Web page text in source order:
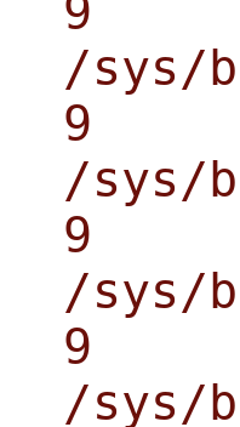
9
/sys/
9
/sys/
9
/sys/
9
/sys/